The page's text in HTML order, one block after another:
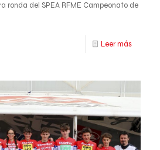
ronda del SPEA RFME Campeonato de
Leer más